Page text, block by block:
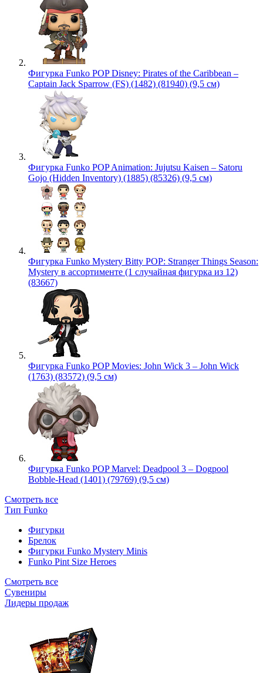
Фигурка Funko POP Disney: Pirates of the Caribbean –
Captain Jack Sparrow (FS) (1482) (81940) (9,5 см)
Фигурка Funko POP Animation: Jujutsu Kaisen – Satoru
Gojo (Hidden Inventory) (1885) (85326) (9,5 см)
Фигурка Funko Mystery Bitty POP: Stranger Things Season:
Mystery в ассортименте (1 случайная фигурка из 12)
(83667)
Фигурка Funko POP Movies: John Wick 3 – John Wick
(1763) (83572) (9,5 см)
Фигурка Funko POP Marvel: Deadpool 3 – Dogpool
Bobble-Head (1401) (79769) (9,5 см)
Смотреть все
Тип Funko
Фигурки
Брелок
Фигурки Funko Mystery Minis
Funko Pint Size Heroes
Смотреть все
Сувениры
Лидеры продаж